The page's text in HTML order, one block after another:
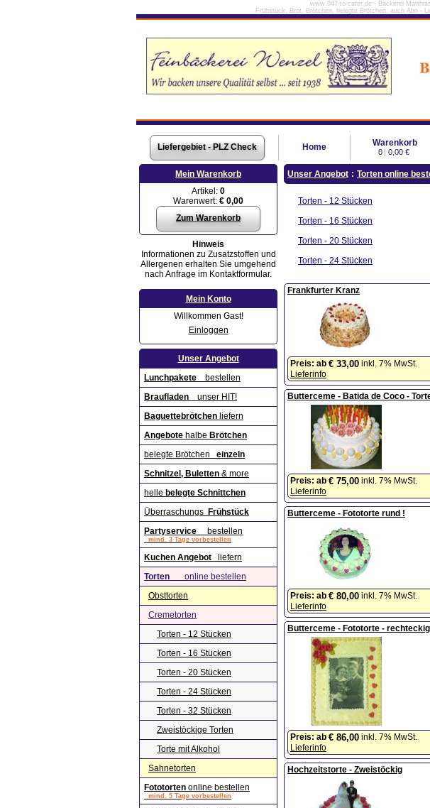
www.047-to-cater.de - Bäckerei
Frühstück, Brot, Brötchen, belegte Brötchen, auch Abo -
Liefergebiet - PLZ Check Home Warenkorb
0 | 0,00 €
Mein Warenkorb
Artikel: 0
Warenwert: € 0,00
Zum Warenkorb
Hinweis
Informationen zu Zusatzstoffen und
Allergenen erhalten Sie umgehend
nach Anfrage im Kontaktformular.
Mein Konto
Willkommen Gast!
Einloggen
Unser Angebot
Lunchpakete bestellen
Braufladen
unser HIT!
Baguettebrötchen liefern
Angebote halbe Brötchen
belegte Brötchen einzeln
Schnitzel, Buletten & more
helle belegte Schnittchen
Überraschungs Frühstück
Partyservice bestellen
mind. 3 Tage vorbestellen
Kuchen Angebot liefern
Torten online bestellen
Obsttorten
Cremetorten
Torten - 12 Stücken
Torten - 16 Stücken
Torten - 20 Stücken
Torten - 24 Stücken
Torten - 32 Stücken
Zweistöckige Torten
Torte mit Alkohol
Sahnetorten
Fototorten online bestellen
mind. 5 Tage vorbestellen
Unser Angebot : Torten online
Torten - 12 Stücken
Torten - 16 Stücken
Torten - 20 Stücken
Torten - 24 Stücken
Frankfurter Kranz
Preis: ab € 33,00 inkl. 7% MwSt.
Lieferinfo
Butterceme - Batida de Coco -
Preis: ab € 75,00 inkl. 7% MwSt.
Lieferinfo
Butterceme - Fototorte rund !
Preis: ab € 80,00 inkl. 7% MwSt.
Lieferinfo
Butterceme - Fototorte - rechteckig
Preis: ab € 86,00 inkl. 7% MwSt.
Lieferinfo
Hochzeitstorte - Zweistöckig